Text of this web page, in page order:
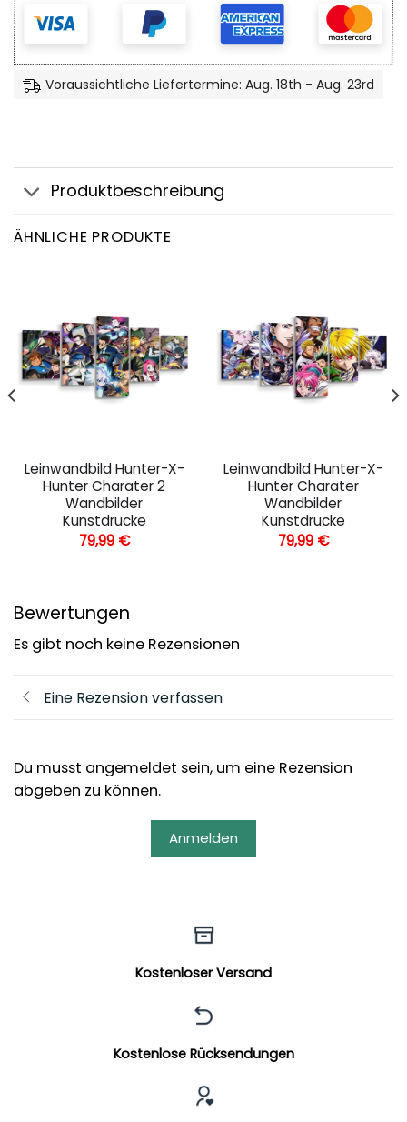
Voraussichtliche Liefertermine: Aug. 18th - Aug. 23rd
Produktbeschreibung
ÄHNLICHE PRODUKTE
Leinwandbild Hunter-X-
Hunter Charater 2
Wandbilder
Kunstdrucke
79,99 €
Leinwandbild Hunter-X-
Hunter Charater
Wandbilder
Kunstdrucke
79,99 €
Bewertungen
Es gibt noch keine Rezensionen
Eine Rezension verfassen
Du musst angemeldet sein, um eine Rezension
abgeben zu können.
Anmelden
Kostenloser Versand
Kostenlose Rücksendungen